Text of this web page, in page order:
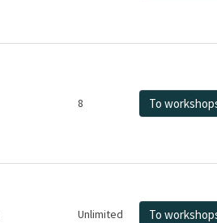
8 To
Unlimited To